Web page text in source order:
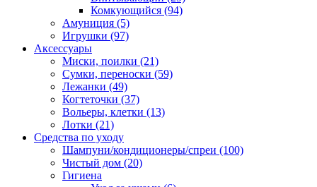
Комкующийся (94)
Амуниция (5)
Игрушки (97)
Аксессуары
Миски, поилки (21)
Сумки, переноски (59)
Лежанки (49)
Когтеточки (37)
Вольеры, клетки (13)
Лотки (21)
Средства по уходу
Шампуни/кондиционеры/спреи (100)
Чистый дом (20)
Гигиена